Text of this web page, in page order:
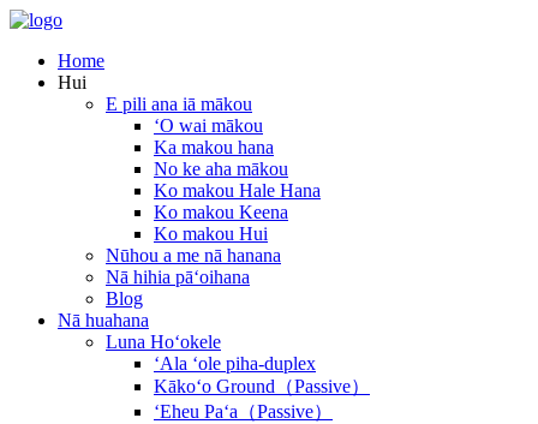
Home
Hui
E pili ana iā mākou
ʻO wai mākou
Ka makou hana
No ke aha mākou
Ko makou Hale Hana
Ko makou Keena
Ko makou Hui
Nūhou a me nā hanana
Nā hihia pāʻoihana
Blog
Nā huahana
Luna Hoʻokele
ʻAla ʻole piha-duplex
Kākoʻo Ground（Passive）
ʻEheu Paʻa（Passive）